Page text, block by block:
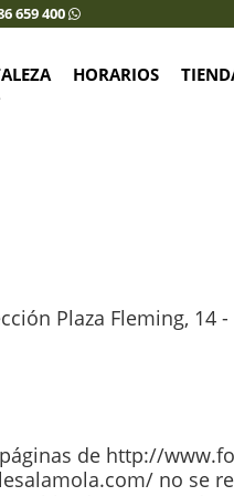
659 400
HORARIOS
Plaza Fleming, 14
de http://
no se